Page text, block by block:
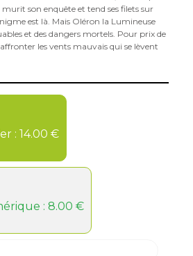
son enquête et tend ses filets sur
est là. Mais Oléron la Lumineuse
et des dangers mortels. Pour prix de
les vents mauvais qui se lèvent
: 14.00 €
: 8.00 €